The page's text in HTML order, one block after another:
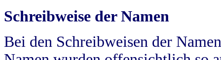
Schreibweise der Namen
Bei den Schreibweisen der